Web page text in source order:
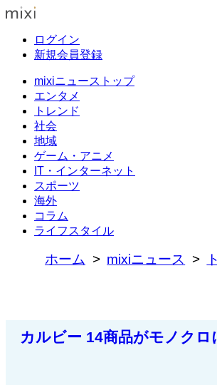
ログイン
新規会員登録
mixiニューストップ
エンタメ
トレンド
社会
地域
ゲーム・アニメ
IT・インターネット
スポーツ
海外
コラム
ライフスタイル
ホーム mixiニュース
カルビー 14商品がモノクロ